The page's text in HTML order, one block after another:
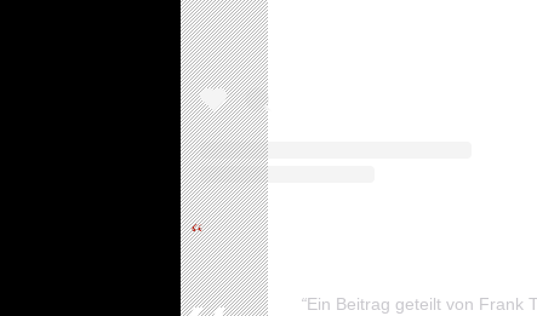
Ein Beitrag geteilt von Frank